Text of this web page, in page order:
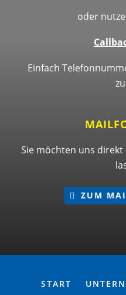
oder
Einfach
Sie möchten uns
ZUM
START